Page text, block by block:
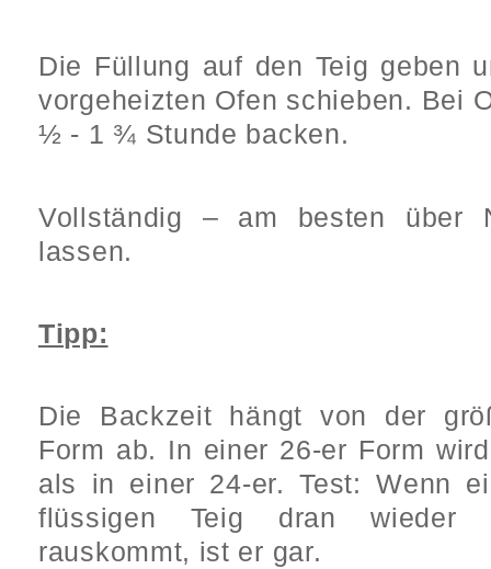
Die Füllung auf den Teig geben
vorgeheizten Ofen schieben. Bei
½ - 1 ¾ Stunde backen.
Vollständig – am besten über
lassen.
Tipp:
Die Backzeit hängt von der
Form ab. In einer 26-er Form
als in einer 24-er. Test: Wenn
flüssigen Teig dran wieder
rauskommt, ist er gar.